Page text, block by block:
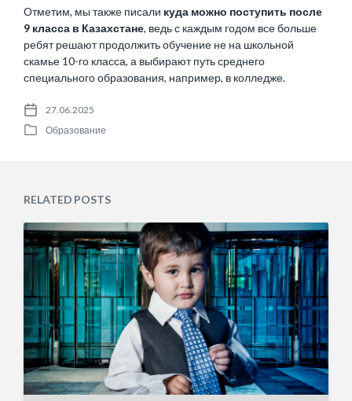
Отметим, мы также писали куда можно поступить после
9 класса в Казахстане, ведь с каждым годом все больше
ребят решают продолжить обучение не на школьной
скамье 10-го класса, а выбирают путь среднего
специального образования, например, в колледже.
P
t
27.06.2025
P
d
i
Образование
RELATED POSTS